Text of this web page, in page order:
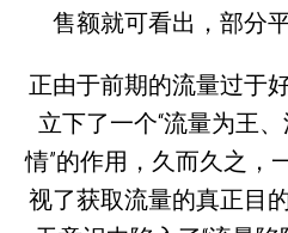
售额就可看出，部分
正由于前期的流量过于
立下了一个“流量为王
情”的作用，久而久之，
视了获取流量的真正目